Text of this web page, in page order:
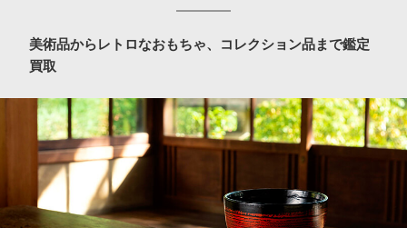
美術品からレトロなおもちゃ、コレクション品まで鑑定
買取